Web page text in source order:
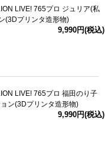
LIVE! 765プロ ジュリア(私
(3Dプリンタ造形物)
9,990円(税込)
LIVE! 765プロ 福田のり子
ン(3Dプリンタ造形物)
9,990円(税込)